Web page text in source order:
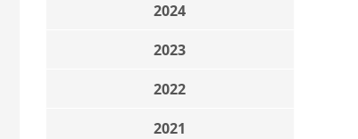
2024
2023
2022
2021